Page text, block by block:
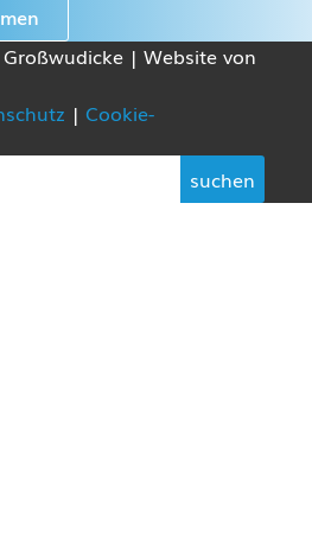
| Website von
| Cookie-
suchen